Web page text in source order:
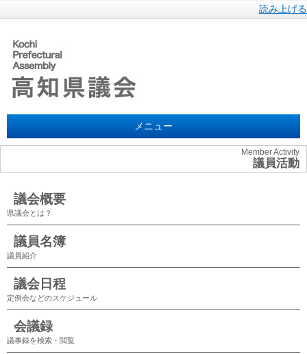
読み上げる
メニュー
Member Activity
議員活動
議会概要
県議会とは？
議員名簿
議員紹介
議会日程
定例会などのスケジュール
会議録
議事録を検索・閲覧